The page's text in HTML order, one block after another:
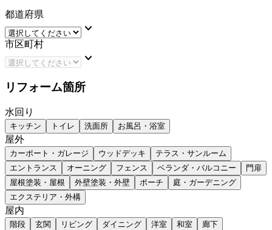
都道府県
keyboard_arrow_down
市区町村
keyboard_arrow_down
リフォーム箇所
水回り
キッチン トイレ 洗面所 お風呂・浴室
屋外
カーポート・ガレージ ウッドデッキ
テラス・サンルーム
エントランス
オーニング フェンス ベランダ・バルコニー
門扉
屋根塗装・屋根
外壁塗装・外壁 ポーチ
庭・ガーデニング
エクステリア・外構
屋内
階段 玄関 リビング ダイニング 洋室 和室 廊下